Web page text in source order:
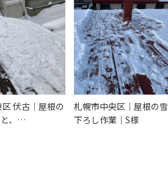
伏古｜屋根の
と、…
札幌市中央区｜屋根の雪
下ろし作業｜S様